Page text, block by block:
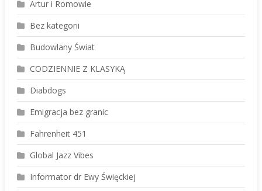
Artur i Romowie
Bez kategorii
Budowlany Świat
CODZIENNIE Z KLASYKĄ
Diabdogs
Emigracja bez granic
Fahrenheit 451
Global Jazz Vibes
Informator dr Ewy Święckiej